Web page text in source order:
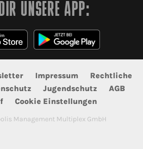
UNSERE APP:
Impressum
Rechtliche
Jugendschutz
AGB
Cookie Einstellungen
Management Multiplex GmbH